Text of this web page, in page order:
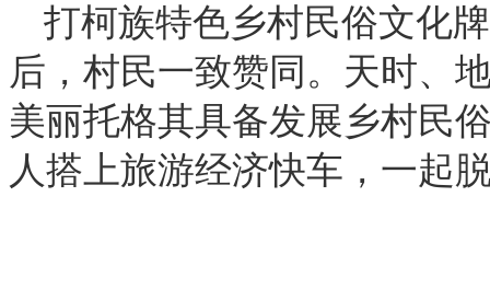
打柯族特色乡村民俗文化
后，村民一致赞同。天时、
美丽托格其具备发展乡村民
人搭上旅游经济快车，一起